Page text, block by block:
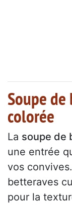
Soupe
colorée
La soupe de
une entrée
vos
betteraves
pour la